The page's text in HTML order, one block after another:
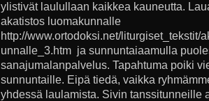
ylistivät laulullaan kaikkea kauneutta.
akatistos luomakunnalle
http://www.ortodoksi.net/liturgiset_tekstit/
unnalle_3.htm ja sunnuntaiaamulla
sanajumalanpalvelus. Tapahtuma poiki
sunnuntaille. Eipä tiedä, vaikka
yhdessä laulamista. Sivin tanssitunneille